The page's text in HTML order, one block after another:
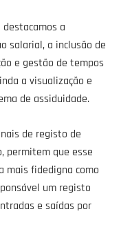
a
salarial, a inclusão de
e gestão de tempos
a visualização e
de assiduidade.
de registo de
permitem que esse
mais fidedigna como
um registo
e saídas por